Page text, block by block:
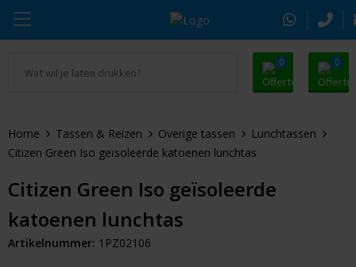
0 0
Drinkwaren
Tassen & Reizen
Alle promosnoepje
Zomer
Kerst
Thule
Alle merken
Home Tassen & Reizen Overige tassen
Lunchtassen
Citizen Green Iso geïsoleerde katoenen lunchtas
Citizen Green Iso geïsoleerde
katoenen lunchtas
Artikelnummer: 1PZ02106